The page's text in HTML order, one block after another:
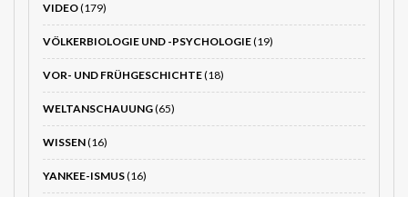
VIDEO(179)
VÖLKERBIOLOGIE UND -PSYCHOLOGIE(19)
VOR- UND FRÜHGESCHICHTE(18)
WELTANSCHAUUNG(65)
WISSEN(16)
YANKEE-ISMUS(16)